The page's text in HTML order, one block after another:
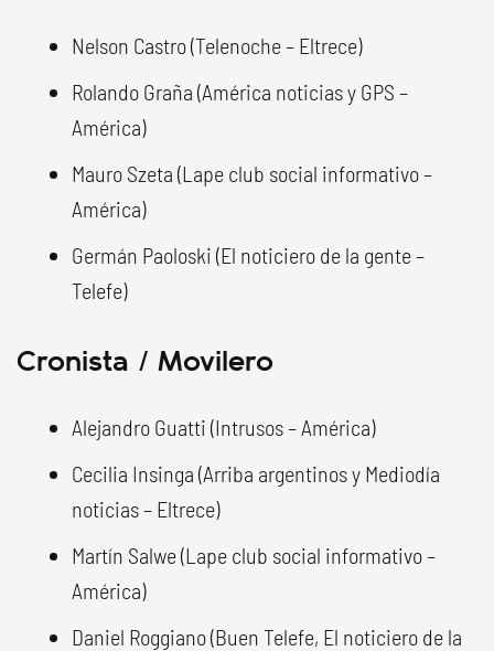
Nelson Castro (Telenoche – Eltrece)
Rolando Graña (América noticias y GPS –
América)
Mauro Szeta (Lape club social informativo –
América)
Germán Paoloski (El noticiero de la gente –
Telefe)
Cronista / Movilero
Alejandro Guatti (Intrusos – América)
Cecilia Insinga (Arriba argentinos y Mediodía
noticias – Eltrece)
Martín Salwe (Lape club social informativo –
América)
Daniel Roggiano (Buen Telefe, El noticiero de la